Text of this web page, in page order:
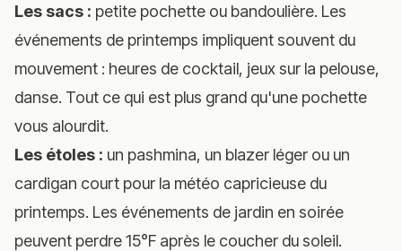
Les sacs : petite pochette ou bandoulière. Les
événements de printemps impliquent souvent du
mouvement : heures de cocktail, jeux sur la pelouse,
danse. Tout ce qui est plus grand qu'une pochette
vous alourdit.
Les étoles : un pashmina, un blazer léger ou un
cardigan court pour la météo capricieuse du
printemps. Les événements de jardin en soirée
peuvent perdre 15°F après le coucher du soleil.